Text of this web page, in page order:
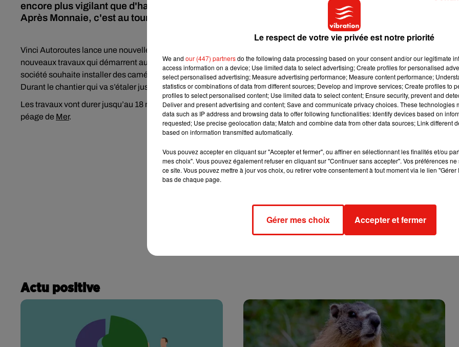
encore plus vigilant que d'habitude. Des travaux se poursuivent au niveau des gares de péages.
Après Monnaie, c'est au tour de Meung-sur-Loire.
Vinci Autoroutes lance une nouvelle série de travaux sur l’Autoroute A10. Après le chantier au péage de
nouveaux travaux qui démarrent aujourd’hui sur les gares de péages deMeung-sur-Loire. Selonla République du Centre,
société souhaite installer des caméras capables de lire automatiquement les plaques d’immatriculation des
Durant le chantier qui va s’étaler jusqu’au milieu du mois de mai, des voies seront temporairement fermées.
Les travaux vont durer jusqu’au 18 mai à Meung-sur-Loire avant une nouvelle phase qui aura lieu du 28 mai au 1er juin sur
péage de Mer.
Actu positive
Le respect de votre vie privée est notre priorité
We and our (447) partnersdo the following data processing based on your consent and/or our legitimate
access information on a device; Use limited data to select advertising; Create profiles for personalised
select personalised advertising; Measure advertising performance; Measure content performance;
statistics or combinations of data from different sources; Develop and improve services; Create profiles to
profiles to select personalised content; Use limited data to select content; Ensure security, prevent and
Deliver and present advertising and content; Save and communicate privacy choices. These technologies
data such as IP address and browsing data to offer following functionalities: Identify devices based on
requested; Use precise geolocation data; Match and combine data from other data sources; Link different
based on information transmitted automatically.
Vous pouvez accepter en cliquant sur "Accepter et fermer", ou affiner en sélectionnant les finalités et/ou
mes choix". Vous pouvez également refuser en cliquant sur "Continuer sans accepter". Vos préférences
ce site. Vous pouvez mettre à jour vos choix, ou retirer votre consentement à tout moment via le lien
bas de chaque page.
Gérer mes choix Accepter et fermer